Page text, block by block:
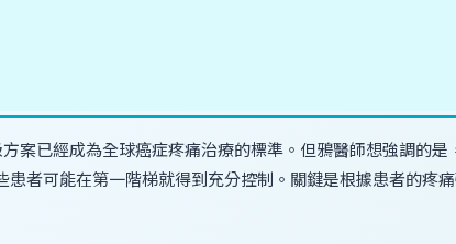
案已經成為全球癌症疼痛治療的標準。但鴉醫師想強調的
患者可能在第一階梯就得到充分控制。關鍵是根據患者的疼